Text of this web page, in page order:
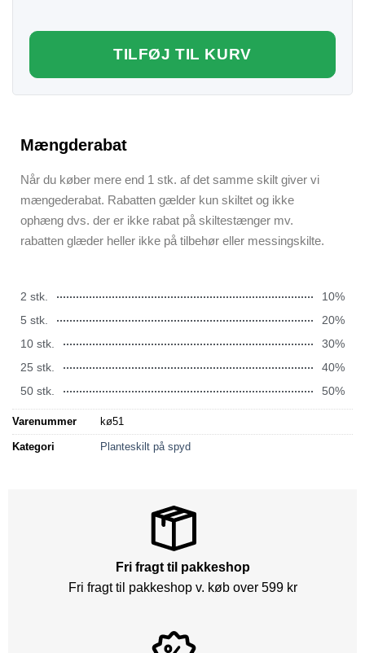
TILFØJ TIL KURV
Mængderabat
Når du køber mere end 1 stk. af det samme skilt giver vi
mængederabat. Rabatten gælder kun skiltet og ikke
ophæng dvs. der er ikke rabat på skiltestænger mv.
rabatten glæder heller ikke på tilbehør eller messingskilte.
2 stk.
10%
5 stk.
20%
10 stk.
30%
25 stk.
40%
50 stk.
50%
Varenummer kø51
Kategori Planteskilt på spyd
Fri fragt til pakkeshop
Fri fragt til pakkeshop v. køb over 599 kr